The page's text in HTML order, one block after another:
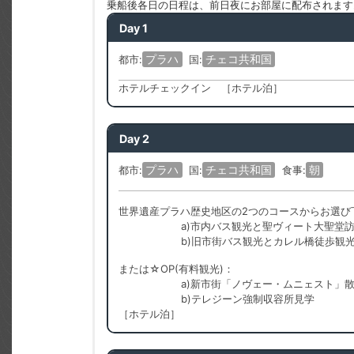
乗船後各日の日程は、前日夜にお部屋に配布されます
Day 1
都市: プラハ 国: チェコ共和国
ホテルチェックイン ［ホテル泊］
Day 2
都市: プラハ 国: チェコ共和国 食事: 朝
世界遺産プラハ歴史地区の2つのコースからお選び
a)市内バス観光と聖ヴィート大聖堂
b)旧市街バス観光とカレル橋徒歩観
または☆OP(有料観光)：
a)新市街「ノヴェー・ムニェスト」
b)テレジーン強制収容所見学
［ホテル泊］